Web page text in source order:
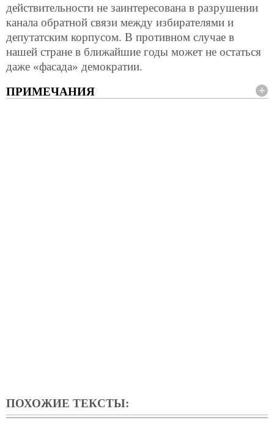
действительности не заинтересована в разрушении
канала обратной связи между избирателями и
депутатским корпусом. В противном случае в
нашей стране в ближайшие годы может не остаться
даже «фасада» демократии.
ПРИМЕЧАНИЯ
ПОХОЖИЕ ТЕКСТЫ: